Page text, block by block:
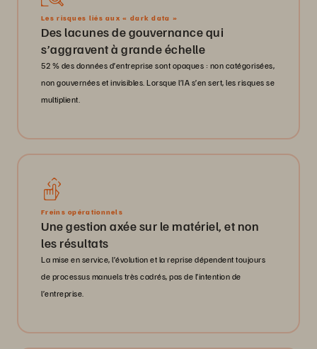
Les risques liés aux « dark data »
Des lacunes de gouvernance qui
s’aggravent à grande échelle
52 % des données d’entreprise sont opaques : non catégorisées,
non gouvernées et invisibles. Lorsque l’IA s’en sert, les risques se
multiplient.
Freins opérationnels
Une gestion axée sur le matériel, et non
les résultats
La mise en service, l’évolution et la reprise dépendent toujours
de processus manuels très cadrés, pas de l’intention de
l’entreprise.